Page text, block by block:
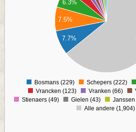
7.7%
7.5%
6.3%
Bosmans (229) Schepers (222)
Vrancken (123)
Vranken (66)
Stienaers (49)
Gielen (43)
Alle andere (1,904)